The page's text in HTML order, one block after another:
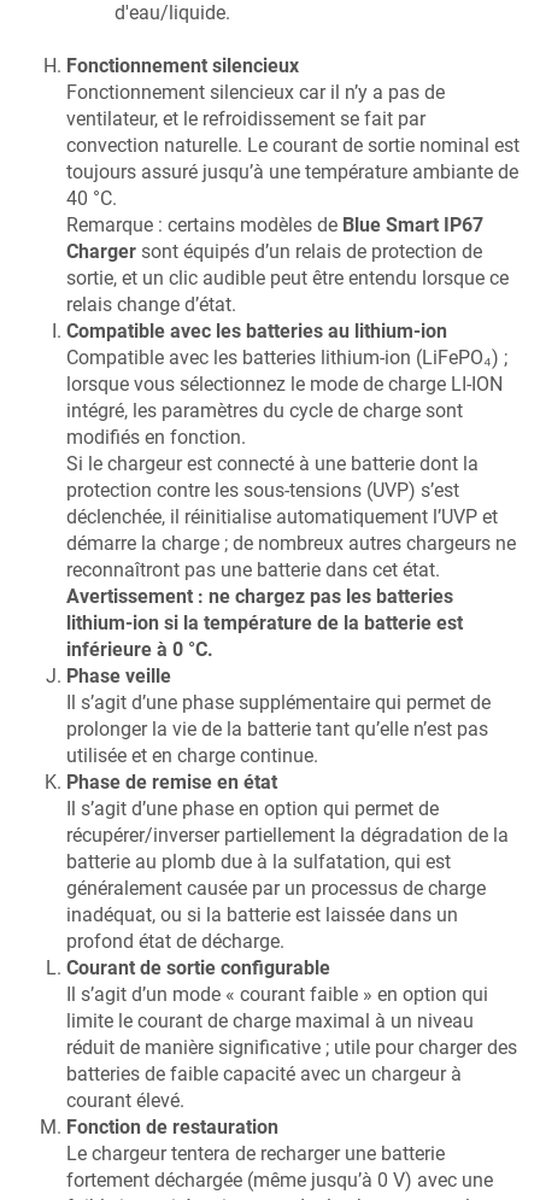
d'eau/liquide.
Fonctionnement silencieux
Fonctionnement silencieux car il n’y a pas de
ventilateur, et le refroidissement se fait par
convection naturelle. Le courant de sortie nominal est
toujours assuré jusqu’à une température ambiante de
40 °C.
Remarque : certains modèles de Blue Smart IP67
Charger sont équipés d’un relais de protection de
sortie, et un clic audible peut être entendu lorsque ce
relais change d’état.
Compatible avec les batteries au lithium-ion
Compatible avec les batteries lithium-ion (LiFePO₄) ;
lorsque vous sélectionnez le mode de charge LI-ION
intégré, les paramètres du cycle de charge sont
modifiés en fonction.
Si le chargeur est connecté à une batterie dont la
protection contre les sous-tensions (UVP) s’est
déclenchée, il réinitialise automatiquement l’UVP et
démarre la charge ; de nombreux autres chargeurs ne
reconnaîtront pas une batterie dans cet état.
Avertissement : ne chargez pas les batteries
lithium-ion si la température de la batterie est
inférieure à 0 °C.
Phase veille
Il s’agit d’une phase supplémentaire qui permet de
prolonger la vie de la batterie tant qu’elle n’est pas
utilisée et en charge continue.
Phase de remise en état
Il s’agit d’une phase en option qui permet de
récupérer/inverser partiellement la dégradation de la
batterie au plomb due à la sulfatation, qui est
généralement causée par un processus de charge
inadéquat, ou si la batterie est laissée dans un
profond état de décharge.
Courant de sortie configurable
Il s’agit d’un mode « courant faible » en option qui
limite le courant de charge maximal à un niveau
réduit de manière significative ; utile pour charger des
batteries de faible capacité avec un chargeur à
courant élevé.
Fonction de restauration
Le chargeur tentera de recharger une batterie
fortement déchargée (même jusqu’à 0 V) avec une